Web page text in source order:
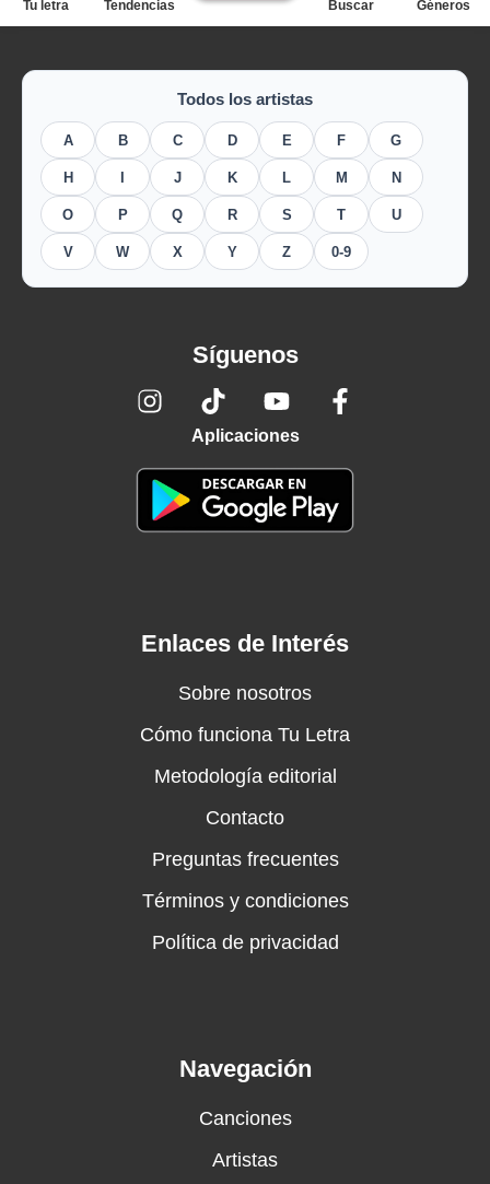
Todos los artistas
A B C D E F G
H J K L M N
O P Q R S T U
V W X Y Z 0-9
Síguenos
Aplicaciones
Enlaces de Interés
Sobre nosotros
Cómo funciona Tu Letra
Metodología editorial
Contacto
Preguntas frecuentes
Términos y condiciones
Política de privacidad
Navegación
Canciones
Artistas
Tu letra Tendencias Buscar Géneros